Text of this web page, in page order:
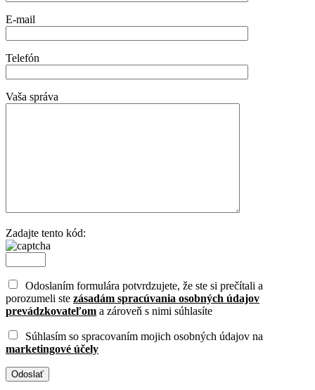
E-mail
Telefón
Vaša správa
Zadajte tento kód:
Odoslaním formulára potvrdzujete, že ste si prečítali a
porozumeli ste zásadám spracúvania osobných údajov
prevádzkovateľom a zároveň s nimi súhlasíte
Súhlasím so spracovaním mojich osobných údajov na
marketingové účely